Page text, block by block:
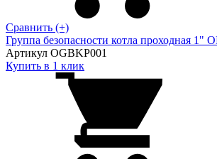
Сравнить (+)
Группа безопасности котла проходная 1"
Артикул OGBKP001
Купить в 1 клик